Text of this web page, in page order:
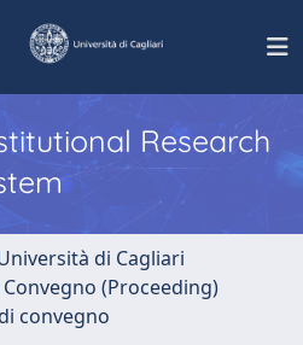
Research
di Cagliari
(Proceeding)
convegno